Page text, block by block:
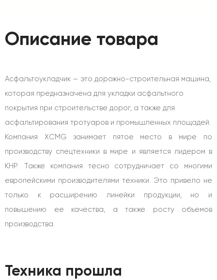
Описание товара
Асфальтоукладчик — это дорожно-строительная машина,
которая предназначена для укладки асфальтного
покрытия при строительстве дорог, а также для
асфальтирования тротуаров и промышленных площадей.
Компания XCMG занимает пятое место в мире по
производству спецтехники в мире и является лидером в
КНР. Также компания тесно сотрудничает со многими
европейскими производителями техники. Это привело не
только к расширению линейки продукции, но и
повышению ее качества, а также росту объемов
производства.
Техника прошла